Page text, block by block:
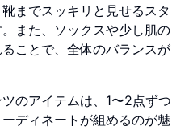
までスッキリと見せるスタ
また、ソックスや少し肌の
ことで、全体のバランスが
のアイテムは、1〜2点ずつ
ディネートが組めるのが魅